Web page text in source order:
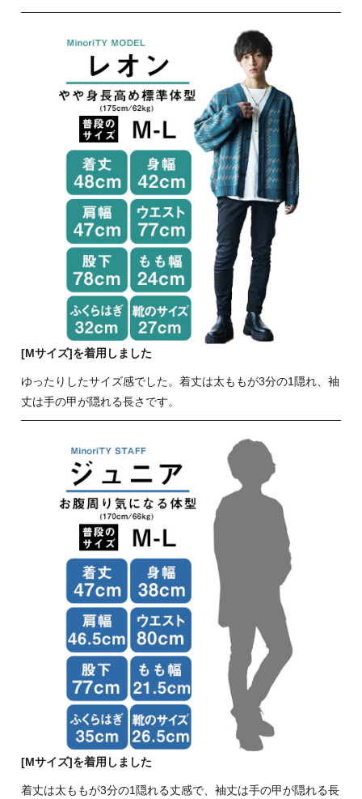
[Mサイズ]を着用しました
ゆったりしたサイズ感でした。着丈は太ももが3分の1隠れ、袖
丈は手の甲が隠れる長さです。
[Mサイズ]を着用しました
着丈は太ももが3分の1隠れる丈感で、袖丈は手の甲が隠れる長